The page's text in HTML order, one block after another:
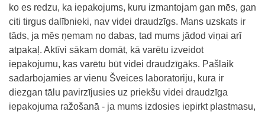
ko es redzu, ka iepakojums, kuru izmantojam gan mēs, gan
citi tirgus dalībnieki, nav videi draudzīgs. Mans uzskats ir
tāds, ja mēs ņemam no dabas, tad mums jādod viņai arī
atpakaļ. Aktīvi sākam domāt, kā varētu izveidot
iepakojumu, kas varētu būt videi draudzīgāks. Pašlaik
sadarbojamies ar vienu Šveices laboratoriju, kura ir
diezgan tālu pavirzījusies uz priekšu videi draudzīga
iepakojuma ražošanā - ja mums izdosies iepirkt plastmasu,